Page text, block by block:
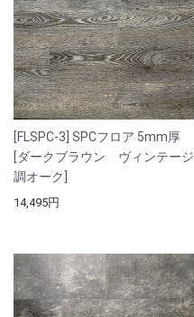
[FLSPC-3] SPCフロア 5mm厚
[ダークブラウン ヴィンテージ
調オーク]
14,495円